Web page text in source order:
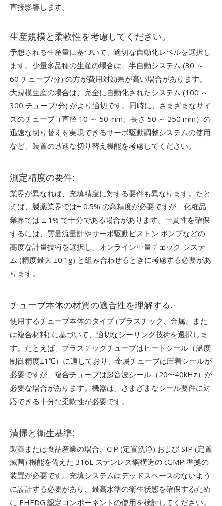
直接影響します。
生産規模と柔軟性を考慮してください。
予想される生産量に基づいて、適切な自動化レベルを選択し
ます。少量多品種の生産の場合は、半自動システム (30 ～
60 チューブ/分) の方が費用対効果が高い場合があります。
大規模生産の場合は、完全に自動化されたシステム (100 ～
300 チューブ/分) がより適切です。同時に、さまざまなサイ
ズのチューブ（直径 10 ～ 50 mm、長さ 50 ～ 250 mm）の
迅速な切り替えを実現できるサーボ駆動調整システムの使用
など、装置の迅速な切り替え機能を考慮してください。
測定精度の要件:
業界が異なれば、充填精度に対する要件も異なります。たと
えば、製薬業界では± 0.5% の高精度が必要ですが、化粧品
業界では ± 1% で十分である場合があります。一貫性を確保
するには、質量流量計やサーボ駆動ピストン ポンプなどの
高度な計量技術を選択し、オンライン重量チェック システ
ム (精度最大 ±0.1g) と組み合わせるときに考慮する必要があ
ります。
チューブ本体の材質の適合性を理解する:
使用するチューブ本体のタイプ (プラスチック、金属、また
は複合材料) に基づいて、適切なシーリング技術を選択しま
す。たとえば、プラスチックチューブはヒートシール（温度
制御精度±1℃）に適しており、金属チューブは圧着シールが
必要ですが、複合チューブは超音波シール（20〜40kHz）が
必要な場合があります。機器は、さまざまなシール要件に対
応できる十分な柔軟性が必要です。
清掃と衛生基準:
製薬または食品産業の場合、CIP (定置洗浄) および SIP (定置
滅菌) 機能を備えた 316L ステンレス鋼構造の cGMP 準拠の
装置が必要です。充填システムはデッドスペースのないよう
に設計する必要があり、最高水準の衛生状態を確保するため
に EHEDG 認定コンポーネントの使用を検討してください。